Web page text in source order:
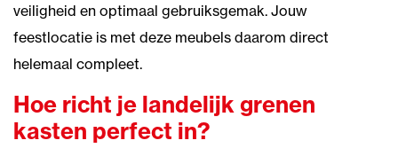
veiligheid en optimaal gebruiksgemak. Jouw
feestlocatie is met deze meubels daarom direct
helemaal compleet.
Hoe richt je landelijk grenen
kasten perfect in?